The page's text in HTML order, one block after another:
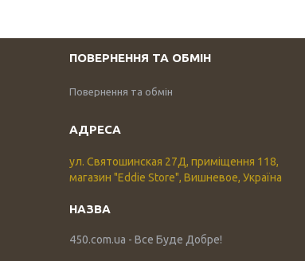
ПОВЕРНЕННЯ ТА ОБМІН
Повернення та обмін
ул. Святошинская 27Д, приміщення 118,
магазин "Eddie Store", Вишневое, Україна
450.com.ua - Все Буде Добре!